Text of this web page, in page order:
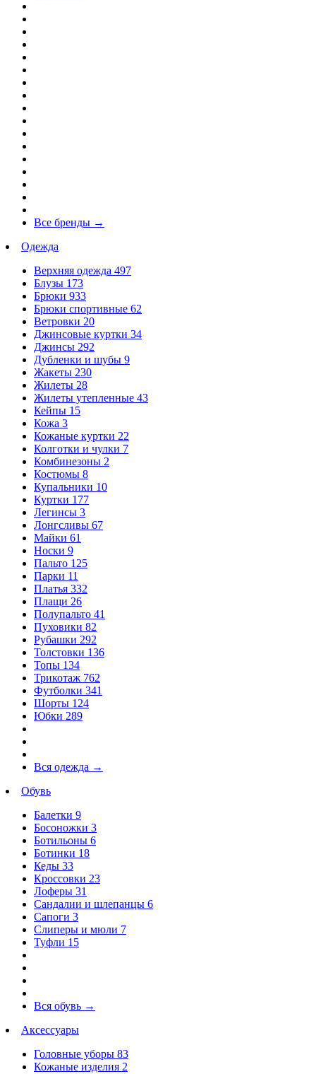
Все бренды →
Одежда
Верхняя одежда 497
Блузы 173
Брюки 933
Брюки спортивные 62
Ветровки 20
Джинсовые куртки 34
Джинсы 292
Дубленки и шубы 9
Жакеты 230
Жилеты 28
Жилеты утепленные 43
Кейпы 15
Кожа 3
Кожаные куртки 22
Колготки и чулки 7
Комбинезоны 2
Костюмы 8
Купальники 10
Куртки 177
Легинсы 3
Лонгсливы 67
Майки 61
Носки 9
Пальто 125
Парки 11
Платья 332
Плащи 26
Полупальто 41
Пуховики 82
Рубашки 292
Толстовки 136
Топы 134
Трикотаж 762
Футболки 341
Шорты 124
Юбки 289
Вся одежда →
Обувь
Балетки 9
Босоножки 3
Ботильоны 6
Ботинки 18
Кеды 33
Кроссовки 23
Лоферы 31
Сандалии и шлепанцы 6
Сапоги 3
Слиперы и мюли 7
Туфли 15
Вся обувь →
Аксессуары
Головные уборы 83
Кожаные изделия 2